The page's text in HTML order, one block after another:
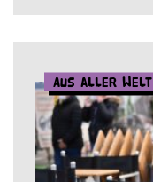
Aus aller Welt